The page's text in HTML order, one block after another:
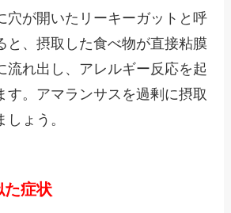
穴が開いたリーキーガットと呼
と、摂取した食べ物が直接粘膜
流れ出し、アレルギー反応を起
す。アマランサスを過剰に摂取
ょう。
た症状